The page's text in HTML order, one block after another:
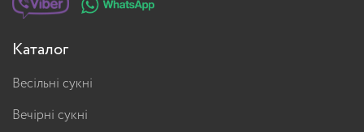
Каталог
Весільні сукні
Вечірні сукні